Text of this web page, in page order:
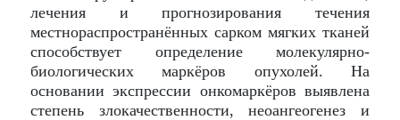
лечения и прогнозирования течения
местнораспространённых сарком мягких тканей
способствует определение молекулярно-
биологических маркёров опухолей. На
основании экспрессии онкомаркёров выявлена
степень злокачественности, неоангеогенез и